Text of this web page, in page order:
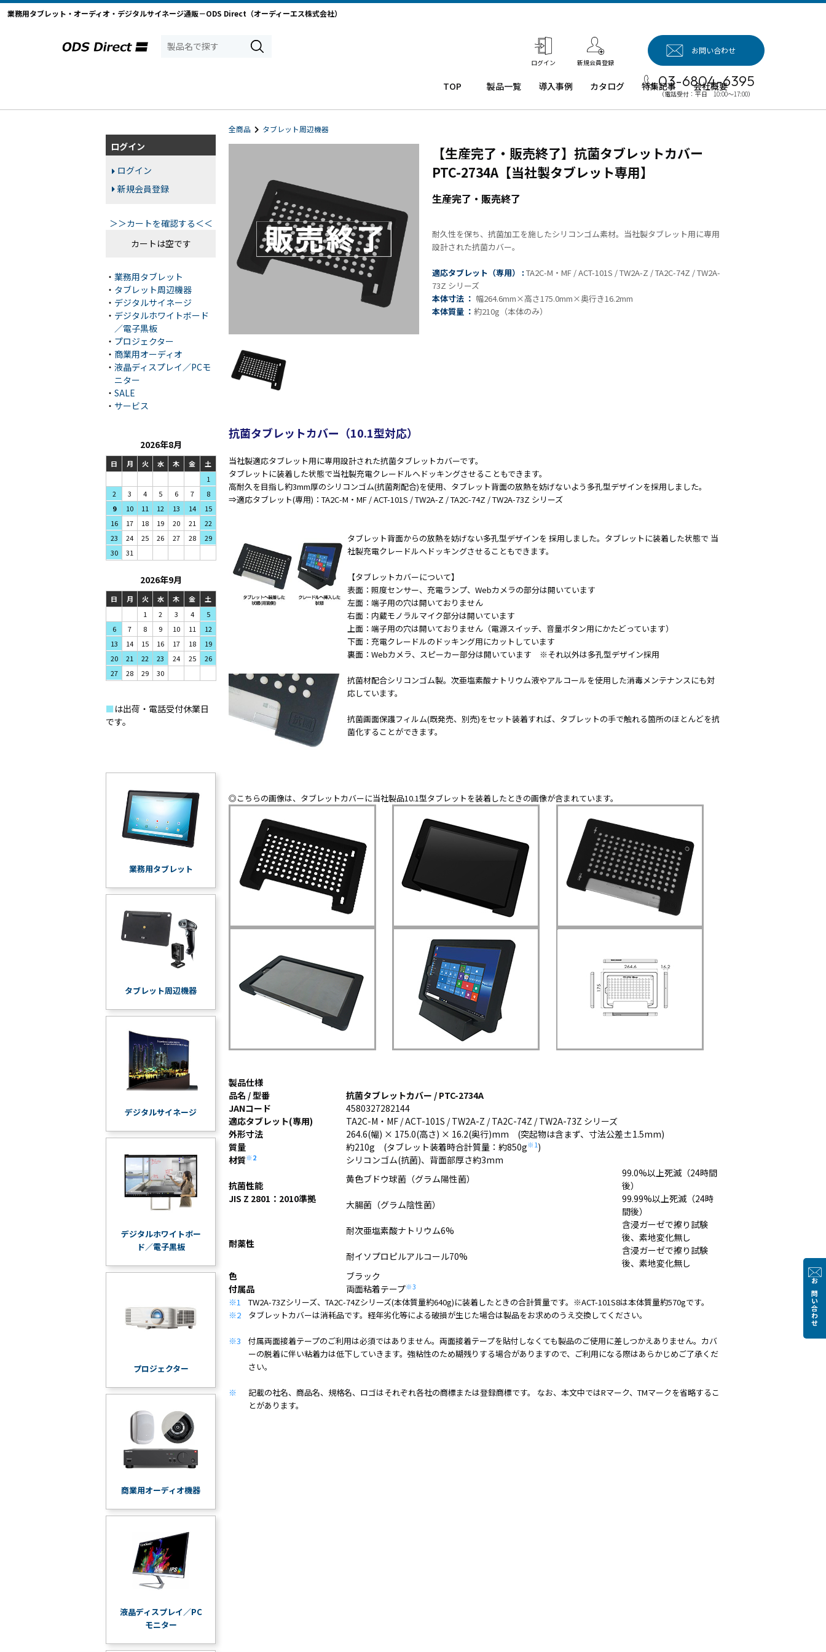
業務用タブレット・オーディオ・デジタルサイネージ通販－ODS Direct（オーディーエス株式会社）
ログイン 新規会員登録
TOP 製品一覧
業務用タ
タブレッ
NF9LTA
タブレッ
N9LTA
Windows
ト TW2A-
Windows
タブレッ
タブレッ
ト TA2C-
CS8
ト TA2C-
CS8BL
ト TA2C-
Android
タブレッ
ト TA2C-
Android
M8AC
リーズ、
ト純正オ
「NFCオ
プティマ
イザー」
支援アプ
リ「ログ
送信アプ
リ」
MDMアプ
リ
「Tablet
デジタル
ボード／
電子黒板
プロジェ
クター
タルサイ
ネージ
ンタ
ー
CRM
イゼ
ル」
アサ
ービ
スク
代行
サー
機関
向け
運用
ク
教育
機関
ICT
ュー
ネッ
機器
導入
保守
キッ
サー
ビス
法人
製品
カタ
一覧
導入事例
導入事例（業
サイネージほ
事例：業務用
サイネージ・
事例：業務用
その他AV機
器
カタログ 特集記事 会社概要
お問い合わせ
03-6804-6395
（電話受付：平日 10:00～17:00）
お問い合わせ
全商品 タブレット周辺機器
【生産完了・販売終了】抗菌タブレットカバー
PTC-2734A【当社製タブレット専用】
生産完了・販売終了
耐久性を保ち、抗菌加工を施したシリコンゴム素材。当社製タブレット用に専用
設計された抗菌カバー。
適応タブレット（専用） : TA2C-M・MF / ACT-101S / TW2A-Z / TA2C-74Z / TW2A-
73Z シリーズ
本体寸法 ： 幅264.6mm×高さ175.0mm×奥行き16.2mm
本体質量 ： 約210g（本体のみ）
抗菌タブレットカバー（10.1型対応）
当社製適応タブレット用に専用設計された抗菌タブレットカバーです。
タブレットに装着した状態で当社製充電クレードルへドッキングさせることもできます。
高耐久を目指し約3mm厚のシリコンゴム(抗菌剤配合)を使用、タブレット背面の放熱を妨げないよう多孔型デザインを採用しました。
⇒適応タブレット(専用)：TA2C-M・MF / ACT-101S / TW2A-Z / TA2C-74Z / TW2A-73Z シリーズ
タブレット背面からの放熱を妨げない多孔型デザインを 採用しました。タブレットに装着した状態で 当
社製充電クレードルへドッキングさせることもできます。
【タブレットカバーについて】
表面：照度センサー、充電ランプ、Webカメラの部分は開いています
左面：端子用の穴は開いておりません
右面：内蔵モノラルマイク部分は開いています
上面：端子用の穴は開いておりません（電源スイッチ、音量ボタン用にかたどっています）
下面：充電クレードルのドッキング用にカットしています
裏面：Webカメラ、スピーカー部分は開いています ※それ以外は多孔型デザイン採用
抗菌材配合シリコンゴム製。次亜塩素酸ナトリウム液やアルコールを使用した消毒メンテナンスにも対
応しています。
抗菌画面保護フィルム(既発売、別売)をセット装着すれば、タブレットの手で触れる箇所のほとんどを抗
菌化することができます。
◎こちらの画像は、タブレットカバーに当社製品10.1型タブレットを装着したときの画像が含まれています。
製品仕様
品名 / 型番
抗菌タブレットカバー / PTC-2734A
JANコード
4580327282144
適応タブレット(専用)
TA2C-M・MF / ACT-101S / TW2A-Z / TA2C-74Z / TW2A-73Z シリーズ
外形寸法
264.6(幅) × 175.0(高さ) × 16.2(奥行)mm (突起物は含まず、寸法公差±1.5mm)
質量
約210g (タブレット装着時合計質量：約850g※1 )
材質※2 シリコンゴム(抗菌)、背面部厚さ約3mm
抗菌性能
JIS Z 2801：2010準拠
黄色ブドウ球菌（グラム陽性菌）
99.0%以上死滅（24時間
後）
大腸菌（グラム陰性菌）
99.99%以上死滅（24時
間後）
耐薬性
耐次亜塩素酸ナトリウム6%
含浸ガーゼで擦り試験
後、素地変化無し
耐イソプロピルアルコール70%
含浸ガーゼで擦り試験
後、素地変化無し
色
ブラック
付属品
両面粘着テープ※3
※1
TW2A-73Zシリーズ、TA2C-74Zシリーズ(本体質量約640g)に装着したときの合計質量です。※ACT-101S8は本体質量約570gです。
※2
タブレットカバーは消耗品です。経年劣化等による破損が生じた場合は製品をお求めのうえ交換してください。
※3
付属両面接着テープのご利用は必須ではありません。両面接着テープを貼付しなくても製品のご使用に差しつかえありません。カバ
ーの脱着に伴い粘着力は低下していきます。強粘性のため糊残りする場合がありますので、ご利用になる際はあらかじめご了承くだ
さい。
※
記載の社名、商品名、規格名、ロゴはそれぞれ各社の商標または登録商標です。 なお、本文中ではRマーク、TMマークを省略するこ
とがあります。
ログイン
ログイン
新規会員登録
＞＞カートを確認する＜＜
カートは空です
・ 業務用タブレット
・ タブレット周辺機器
・ デジタルサイネージ
・ デジタルホワイトボード
／電子黒板
・ プロジェクター
・ 商業用オーディオ
・ 液晶ディスプレイ／PCモ
ニター
・ SALE
・ サービス
2026年8月
日 月 火 水 木 金
土
1
2
3 4 5 6 7
8
9
10 11 12 13 14
15
16
17 18 19 20 21
22
23
24 25 26 27 28
29
30
31
2026年9月
日 月 火 水 木 金
土
1
2 3 4
5
6
7 8 9 10 11
12
13
14 15 16 17 18
19
20
21 22 23 24 25
26
27
28 29 30
■ は出荷・電話受付休業日
です。
業務用タブレット
タブレット周辺機器
デジタルサイネージ
デジタルホワイトボー
ド／電子黒板
プロジェクター
商業用オーディオ機器
液晶ディスプレイ／PC
モニター